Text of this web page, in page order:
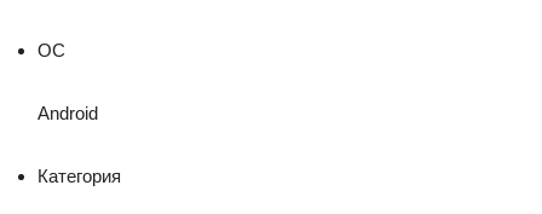
ОС
Android
Категория